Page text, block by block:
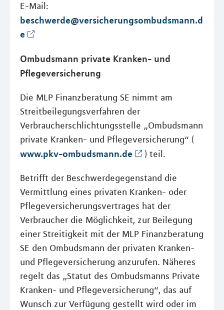
E-Mail:
beschwerde@versicherungsombudsmann.d
e
Ombudsmann private Kranken- und
Pflegeversicherung
Die MLP Finanzberatung SE nimmt am
Streitbeilegungsverfahren der
Verbraucherschlichtungsstelle „Ombudsmann
private Kranken- und Pflegeversicherung“ (
www.pkv-ombudsmann.de
) teil.
Betrifft der Beschwerdegegenstand die
Vermittlung eines privaten Kranken- oder
Pflegeversicherungsvertrages hat der
Verbraucher die Möglichkeit, zur Beilegung
einer Streitigkeit mit der MLP Finanzberatung
SE den Ombudsmann der privaten Kranken-
und Pflegeversicherung anzurufen. Näheres
regelt das „Statut des Ombudsmanns Private
Kranken- und Pflegeversicherung“, das auf
Wunsch zur Verfügung gestellt wird oder im